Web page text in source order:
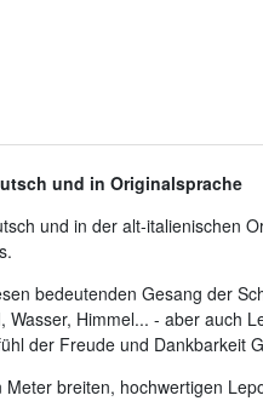
und in Originalsprache
und in der alt-italienischen
bedeutenden Gesang der
Himmel... - aber auch
der Freude und Dankbarkeit
breiten, hochwertigen